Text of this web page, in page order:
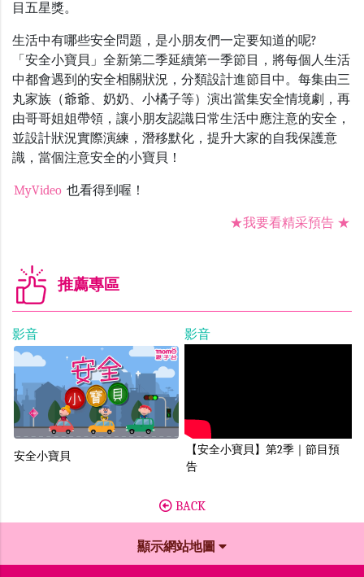
目五星獎。
生活中有哪些安全問題，是小朋友們一定要知道的呢?
「安全小寶貝」全新第二季延續第一季節目，將每個人生活
中都會遇到的安全相關狀況，分類設計進節目中。每集由三
丸家族（爺爺、奶奶、小橘子等）演出當集安全情境劇，再
由哥哥姐姐帶領，讓小朋友認識日常生活中應注意的安全，
並設計狀況實際演練，潛移默化，提升大家的自我保護意
識，當個注意安全的小寶貝！
MyVideo 也看得到喔！
★我要看精采預告 ★
推薦專區
影音
安全小寶貝
影音
【安全小寶貝】第2季｜節目預
告
BACK
顯示網站地圖